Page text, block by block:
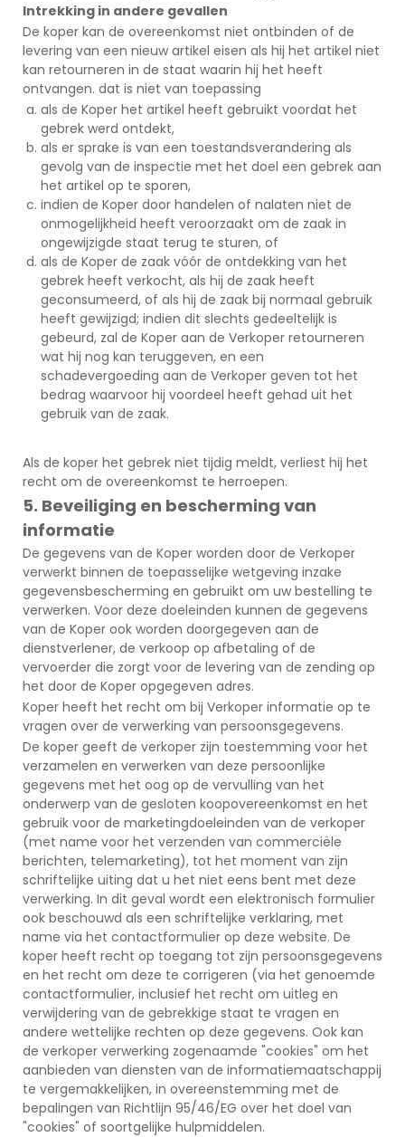
Intrekking in andere gevallen
De koper kan de overeenkomst niet ontbinden of de
levering van een nieuw artikel eisen als hij het artikel niet
kan retourneren in de staat waarin hij het heeft
ontvangen. dat is niet van toepassing
als de Koper het artikel heeft gebruikt voordat het
gebrek werd ontdekt,
als er sprake is van een toestandsverandering als
gevolg van de inspectie met het doel een gebrek aan
het artikel op te sporen,
indien de Koper door handelen of nalaten niet de
onmogelijkheid heeft veroorzaakt om de zaak in
ongewijzigde staat terug te sturen, of
als de Koper de zaak vóór de ontdekking van het
gebrek heeft verkocht, als hij de zaak heeft
geconsumeerd, of als hij de zaak bij normaal gebruik
heeft gewijzigd; indien dit slechts gedeeltelijk is
gebeurd, zal de Koper aan de Verkoper retourneren
wat hij nog kan teruggeven, en een
schadevergoeding aan de Verkoper geven tot het
bedrag waarvoor hij voordeel heeft gehad uit het
gebruik van de zaak.
Als de koper het gebrek niet tijdig meldt, verliest hij het
recht om de overeenkomst te herroepen.
5. Beveiliging en bescherming van
informatie
De gegevens van de Koper worden door de Verkoper
verwerkt binnen de toepasselijke wetgeving inzake
gegevensbescherming en gebruikt om uw bestelling te
verwerken. Voor deze doeleinden kunnen de gegevens
van de Koper ook worden doorgegeven aan de
dienstverlener, de verkoop op afbetaling of de
vervoerder die zorgt voor de levering van de zending op
het door de Koper opgegeven adres.
Koper heeft het recht om bij Verkoper informatie op te
vragen over de verwerking van persoonsgegevens.
De koper geeft de verkoper zijn toestemming voor het
verzamelen en verwerken van deze persoonlijke
gegevens met het oog op de vervulling van het
onderwerp van de gesloten koopovereenkomst en het
gebruik voor de marketingdoeleinden van de verkoper
(met name voor het verzenden van commerciële
berichten, telemarketing), tot het moment van zijn
schriftelijke uiting dat u het niet eens bent met deze
verwerking. In dit geval wordt een elektronisch formulier
ook beschouwd als een schriftelijke verklaring, met
name via het contactformulier op deze website. De
koper heeft recht op toegang tot zijn persoonsgegevens
en het recht om deze te corrigeren (via het genoemde
contactformulier, inclusief het recht om uitleg en
verwijdering van de gebrekkige staat te vragen en
andere wettelijke rechten op deze gegevens. Ook kan
de verkoper verwerking zogenaamde "cookies" om het
aanbieden van diensten van de informatiemaatschappij
te vergemakkelijken, in overeenstemming met de
bepalingen van Richtlijn 95/46/EG over het doel van
"cookies" of soortgelijke hulpmiddelen.